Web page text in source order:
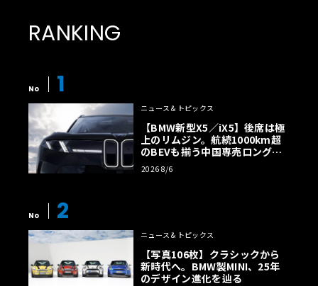
RANKING
No 1
ニュース＆トピックス
【BMW新型X5／iX5】後席は極
上のリムジン。航続1000km超
のBEVも揃う中国専売ロング仕
様の全貌
2026 8/6
No 2
ニュース＆トピックス
【写真106枚】クラシックから
新時代へ。BMW製MINI、25年
のデザイン進化を辿る